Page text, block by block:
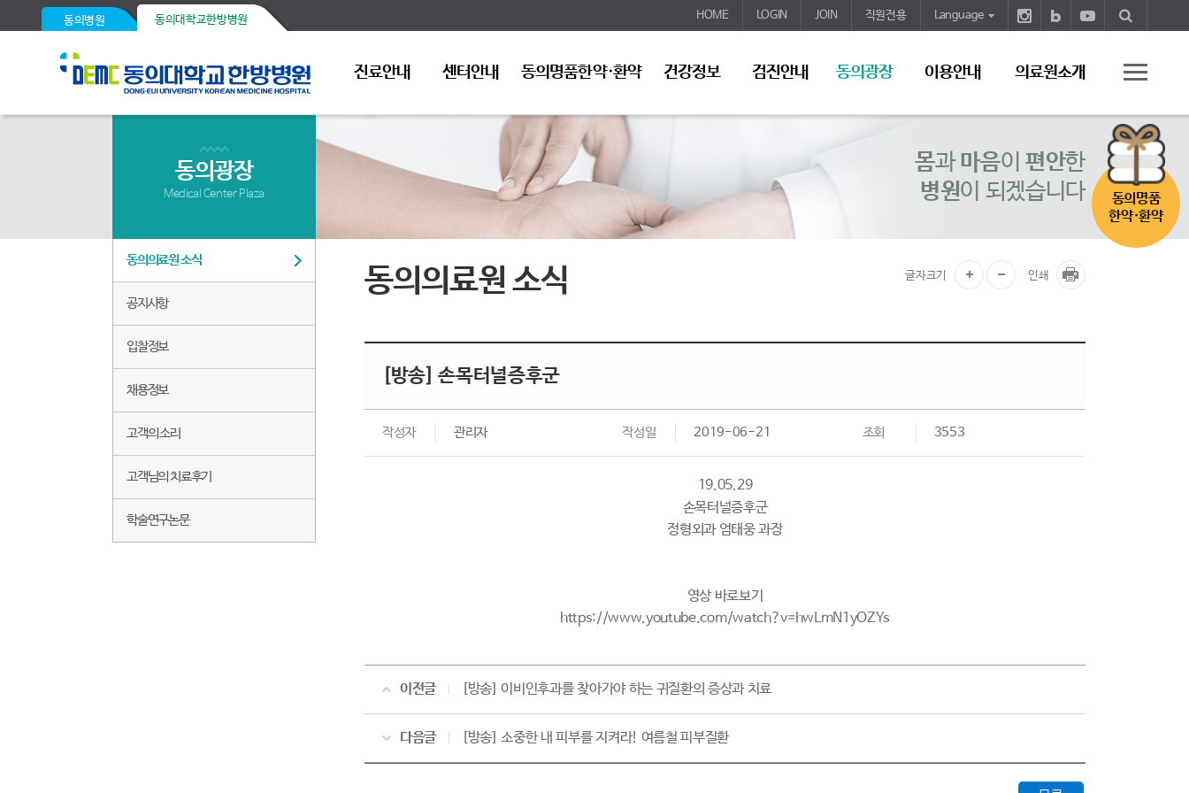
동의병원 동의대학교한방병원 HOME LOGIN JOIN 직원전용 Language
진료안내 센터안내 동의명품한약·환약 건강정보 검진안내 동의광장 이용안내 의료원소개
동의명품
한약·환약
몸과 마음이 편안한
병원이 되겠습니다
동의광장
Medical Center Plaza
동의의료원 소식
공지사항
입찰정보
채용정보
고객의 소리
고객님의 치료후기
학술연구논문
동의의료원 소식 글자크기 인쇄
[방송] 손목터널증후군
작성자 관리자 작성일 2019-06-21 조회 3553
19.05.29
손목터널증후군
정형외과 엄태웅 과장
영상 바로보기
https://www.youtube.com/watch?v=hwLmN1yOZYs
이전글 [방송] 이비인후과를 찾아가야 하는 귀질환의 증상과 치료
다음글 [방송] 소중한 내 피부를 지켜라! 여름철 피부질환